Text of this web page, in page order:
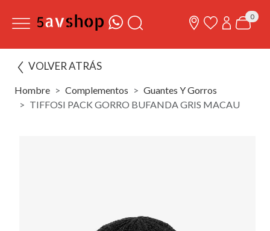
0
VOLVER ATRÁS
Hombre Complementos
Guantes Y Gorros
TIFFOSI PACK GORRO BUFANDA GRIS MACAU